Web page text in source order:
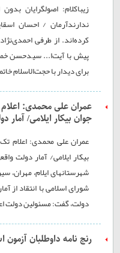
زیباکلام: اصولگرایان
ندارندآرمان / احسان
کرده‌اند. از طرفی
پیش با آیت‌ا... سیدحسن
برای دیدار با حجت‌الاسلام
جوان بیکار ایلامی/
بیکار ایلامی/ آمار دولت
شهرستانهای ایلام، مهران،
شورای اسلامی با انتقاد از
دولت، گفت: مسئولین دولت
رنج نامه داوطلبان